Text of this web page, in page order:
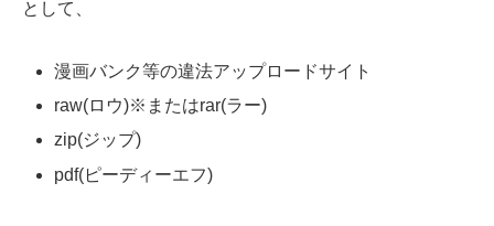
として、
漫画バンク等の違法アップロードサイト
raw(ロウ)※またはrar(ラー)
zip(ジップ)
pdf(ピーディーエフ)